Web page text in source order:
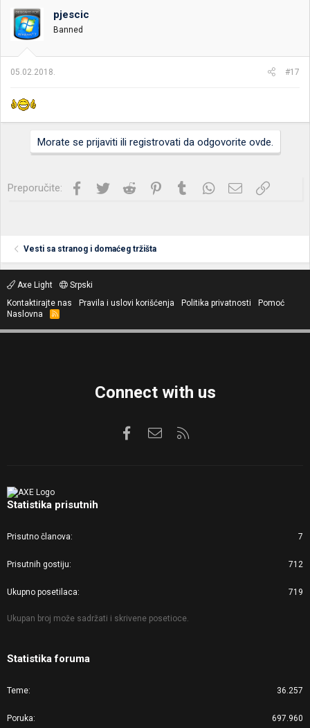
o
v
a
n
:
pjescic
Banned
05.02.2018. #17
Morate se prijaviti ili registrovati da odgovorite ovde.
Preporučite: Facebook
Twitter Reddit PinterestTumblrWhatsApp
Imejl Link
Vesti sa stranog i domaćeg tržišta
Axe Light
Srpski
Kontaktirajte nas
Pravila i uslovi korišćenja Politika privatnosti
Pomoć
Naslovna
R
S
Connect with us
FacebookKontaktirajte nas
Statistika prisutnih
Prisutno članova 7
Prisutnih gostiju 712
Ukupno posetilaca 719
Ukupan broj može sadržati i skrivene posetioce.
Statistika foruma
Teme 36.257
Poruka 697.960